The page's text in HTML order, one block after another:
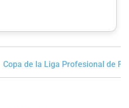
Copa de la Liga Profesional de